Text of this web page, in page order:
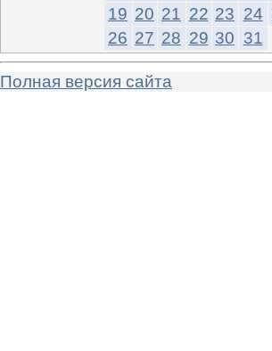
19 20 21 22 23 24
26 27 28 29 30 31
Полная версия сайта